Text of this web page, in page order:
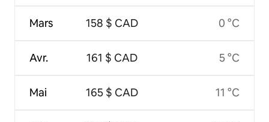
Mars
Avr.
Mai
158 $ CAD
161 $ CAD
165 $ CAD
0 °C
5 °C
11 °C